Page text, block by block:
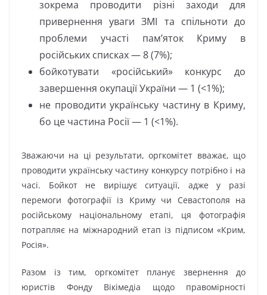
зокрема проводити різні заходи для
привернення уваги ЗМІ та спільноти до
проблеми участі пам’яток Криму в
російських списках — 8 (7%);
бойкотувати «російський» конкурс до
завершення окупації України — 1 (<1%);
не проводити українську частину в Криму,
бо це частина Росії — 1 (<1%).
Зважаючи на ці результати, оргкомітет вважає, що
проводити українську частину конкурсу потрібно і на
часі. Бойкот не вирішує ситуації, адже у разі
перемоги фотографії із Криму чи Севастополя на
російському національному етапі, ця фотографія
потрапляє на міжнародний етап із підписом «Крим,
Росія».
Разом із тим, оргкомітет планує звернення до
юристів Фонду Вікімедіа щодо правомірності